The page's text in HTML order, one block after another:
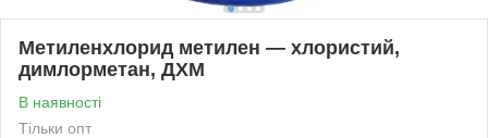
Метиленхлорид метилен — хлористий,
димлорметан, ДХМ
В наявності
Тільки опт